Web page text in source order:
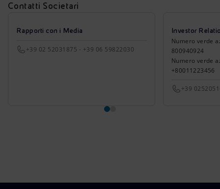
Contatti Societari
Rapporti con i Media
+39 02 52031875 - +39 06 59822030
Investor
Numero verde
800940924
Numero verde
+80011223456
+39